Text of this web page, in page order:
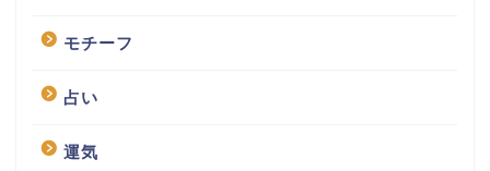
モチーフ
占い
運気